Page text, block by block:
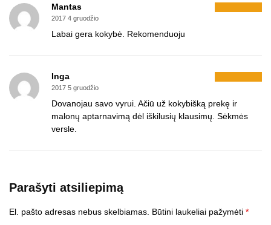
Mantas
2017 4 gruodžio
Labai gera kokybė. Rekomenduoju
Inga
2017 5 gruodžio
Dovanojau savo vyrui. Ačiū už kokybišką prekę ir
malonų aptarnavimą dėl iškilusių klausimų. Sėkmės
versle.
Parašyti atsiliepimą
El. pašto adresas nebus skelbiamas. Būtini laukeliai pažymėti *